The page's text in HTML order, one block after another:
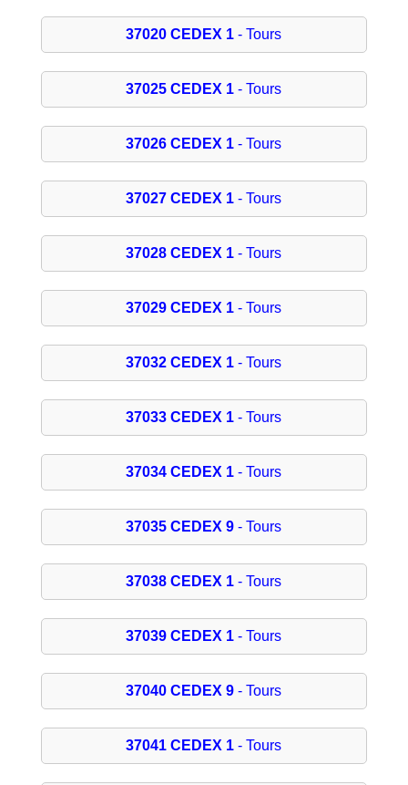
37020 CEDEX 1 - Tours
37025 CEDEX 1 - Tours
37026 CEDEX 1 - Tours
37027 CEDEX 1 - Tours
37028 CEDEX 1 - Tours
37029 CEDEX 1 - Tours
37032 CEDEX 1 - Tours
37033 CEDEX 1 - Tours
37034 CEDEX 1 - Tours
37035 CEDEX 9 - Tours
37038 CEDEX 1 - Tours
37039 CEDEX 1 - Tours
37040 CEDEX 9 - Tours
37041 CEDEX 1 - Tours